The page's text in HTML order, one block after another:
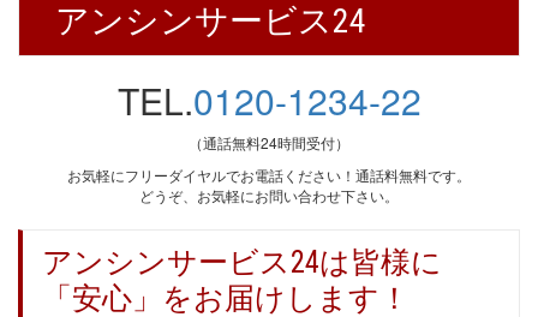
アンシンサービス24
TEL.0120-1234-22
（通話無料24時間受付）
お気軽にフリーダイヤルでお電話ください！通話料無料です。
どうぞ、お気軽にお問い合わせ下さい。
アンシンサービス24は皆様に
「安心」をお届けします！